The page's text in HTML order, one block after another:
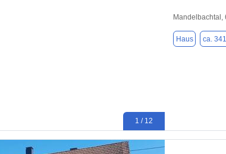
1 / 12
Mandelbachtal,
Haus ca.